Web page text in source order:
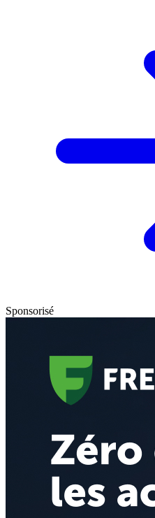
Sponsorisé